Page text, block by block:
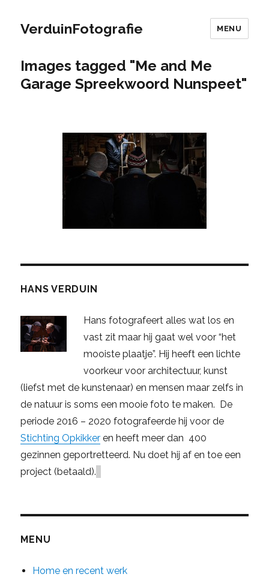
VerduinFotografie MENU
Images tagged "Me and Me
Garage Spreekwoord Nunspeet"
HANS VERDUIN
Hans fotografeert alles wat los en
vast zit maar hij gaat wel voor “het
mooiste plaatje”. Hij heeft een lichte
voorkeur voor architectuur, kunst
(liefst met de kunstenaar) en mensen maar zelfs in
de natuur is soms een mooie foto te maken. De
periode 2016 – 2020 fotografeerde hij voor de
Stichting Opkikker en heeft meer dan 400
gezinnen geportretteerd. Nu doet hij af en toe een
project (betaald).
MENU
Home en recent werk